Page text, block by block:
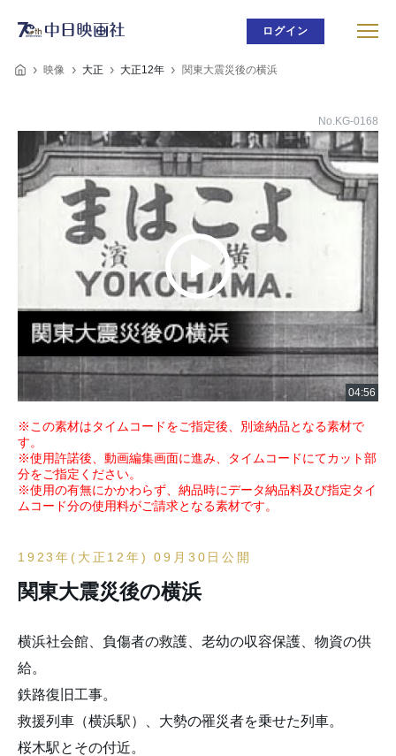
ログイン
映像 大正 大正12年 関東大震災後の横浜
No.KG-0168
※この素材はタイムコードをご指定後、別途納品となる素材で
す。
※使用許諾後、動画編集画面に進み、タイムコードにてカット部
分をご指定ください。
※使用の有無にかかわらず、納品時にデータ納品料及び指定タイ
ムコード分の使用料がご請求となる素材です。
1923年(大正12年) 09月30日公開
関東大震災後の横浜
横浜社会館、負傷者の救護、老幼の収容保護、物資の供
給。
鉄路復旧工事。
救援列車（横浜駅）、大勢の罹災者を乗せた列車。
桜木駅とその付近。